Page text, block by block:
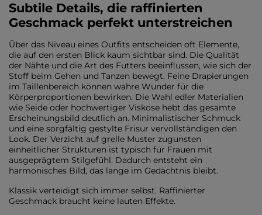
Subtile Details, die raffinierten
Geschmack perfekt unterstreichen
Über das Niveau eines Outfits entscheiden oft Elemente,
die auf den ersten Blick kaum sichtbar sind. Die Qualität
der Nähte und die Art des Futters beeinflussen, wie sich der
Stoff beim Gehen und Tanzen bewegt. Feine Drapierungen
im Taillenbereich können wahre Wunder für die
Körperproportionen bewirken. Die Wahl edler Materialien
wie Seide oder hochwertiger Viskose hebt das gesamte
Erscheinungsbild deutlich an. Minimalistischer Schmuck
und eine sorgfältig gestylte Frisur vervollständigen den
Look. Der Verzicht auf grelle Muster zugunsten
einheitlicher Strukturen ist typisch für Frauen mit
ausgeprägtem Stilgefühl. Dadurch entsteht ein
harmonisches Bild, das lange im Gedächtnis bleibt.
Klassik verteidigt sich immer selbst. Raffinierter
Geschmack braucht keine lauten Effekte.